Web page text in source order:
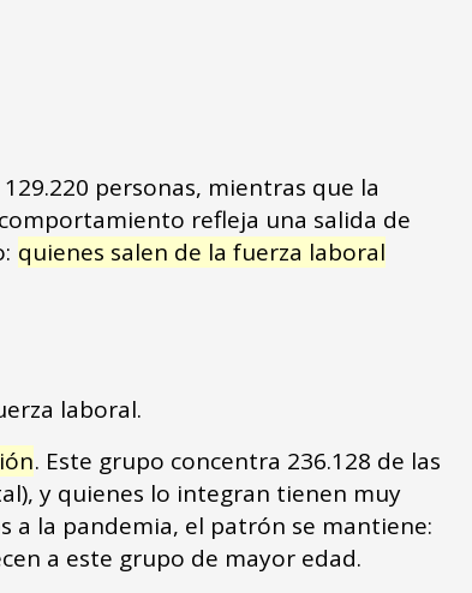
personas, mientras que la
refleja una salida de
quienes salen de la fuerza laboral
laboral.
. Este grupo concentra 236.128 de las
y quienes lo integran tienen muy
a la pandemia, el patrón se mantiene:
a este grupo de mayor edad.